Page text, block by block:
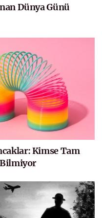
Dünya Günü
Kimse Tam